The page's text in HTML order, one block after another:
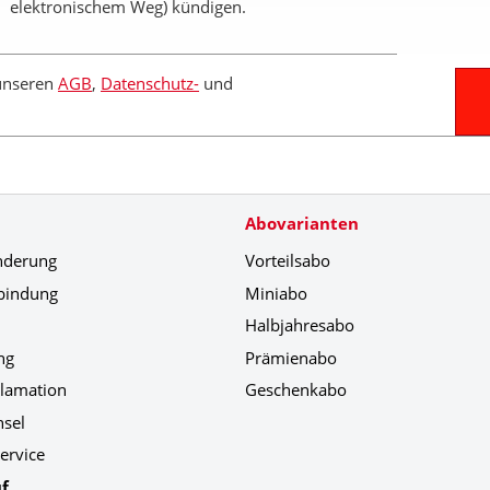
elektronischem Weg) kündigen.
AGB, Datenschutz- und
Abovarianten
Vorteilsabo
Miniabo
Halbjahresabo
Prämienabo
Geschenkabo